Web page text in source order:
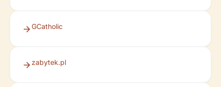
GCatholic
zabytek.pl